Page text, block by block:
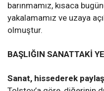
barınmamız, kısaca
yakalamamız ve uzaya
olmuştur.
BAŞLIĞIN SANATTAKİ
Sanat, hissederek